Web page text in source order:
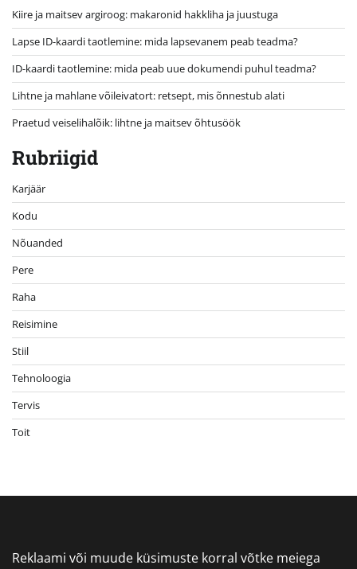
Kiire ja maitsev argiroog: makaronid hakkliha ja juustuga
Lapse ID-kaardi taotlemine: mida lapsevanem peab teadma?
ID-kaardi taotlemine: mida peab uue dokumendi puhul teadma?
Lihtne ja mahlane võileivatort: retsept, mis õnnestub alati
Praetud veiselihalõik: lihtne ja maitsev õhtusöök
Rubriigid
Karjäär
Kodu
Nõuanded
Pere
Raha
Reisimine
Stiil
Tehnoloogia
Tervis
Toit
Reklaami või muude küsimuste korral võtke meiega